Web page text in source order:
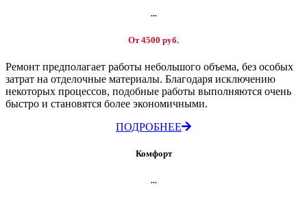
...
От 4500 руб.
Ремонт предполагает работы небольшого объема, без особых
затрат на отделочные материалы. Благодаря исключению
некоторых процессов, подобные работы выполняются очень
быстро и становятся более экономичными.
ПОДРОБНЕЕ
Комфорт
...